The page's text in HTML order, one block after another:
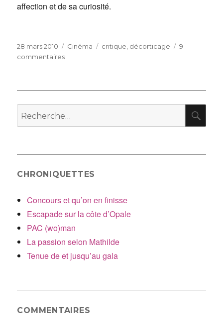
affection et de sa curiosité.
Publié
le
28 mars 2010 Catégories
Cinéma Étiquettes
critique, décorticage
9
commentairessur
Recherche
pour
CHRONIQUETTES
Concours et qu’on en finisse
Escapade sur la côte d’Opale
PAC (wo)man
La passion selon Mathilde
Tenue de et jusqu’au gala
COMMENTAIRES